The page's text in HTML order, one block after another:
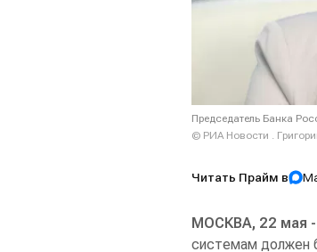
Председатель Банка
© РИА Новости .
Читать Прайм в
МОСКВА, 22 мая
системам должен